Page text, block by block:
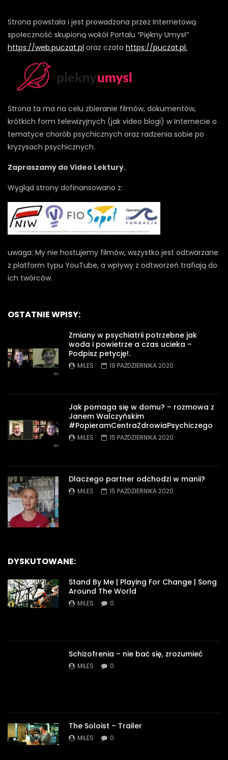
Strona powstała i jest prowadzona przez Internetową
społeczność skupioną wokół Portalu “Piękny Umysł”
https://web.puczat.pl oraz czata https://puczat.pl.
Strona ta ma na celu zbieranie filmów, dokumentów,
krótkich form telewizyjnych (jak video blogi) w Internecie o
tematyce chorób psychicznych oraz radzenia sobie po
kryzysach psychicznych.
Zapraszamy do Video Lektury.
Wygląd strony dofinansowano z:
uwaga: My nie hostujemy filmów, wszystko jest odtwarzane
z platform typu YouTube, a wpływy z odtworzeń trafiają do
ich twórców.
OSTATNIE WPISY:
Zmiany w psychiatrii potrzebne jak
woda i powietrze a czas ucieka –
Podpisz petycję!.
MILES 19 PAŹDZIERNIKA 2020
Jak pomaga się w domu? – rozmowa z
Janem Walczyńskim
#PopieramCentraZdrowiaPsychiczego
MILES 15 PAŹDZIERNIKA 2020
Dlaczego partner odchodzi w manii?
MILES 15 PAŹDZIERNIKA 2020
DYSKUTOWANE:
Stand By Me | Playing For Change | Song
Around The World
MILES 0
Schizofrenia – nie bać się, zrozumieć
MILES 0
The Soloist – Trailer
MILES 0